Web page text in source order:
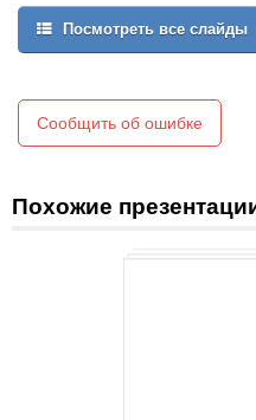
Съедобный гриб.
Ложноопенок кирпично-
Шляпка снизу темная, на
Посмотреть все слайды
Сообщить об ошибке
Похожие